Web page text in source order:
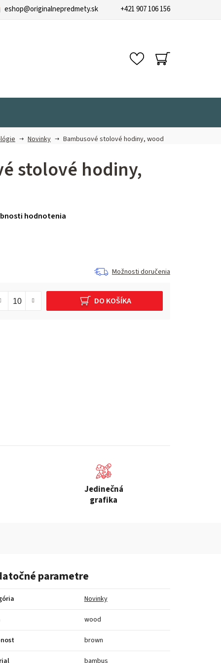
eshop@originalnepredmety.sk +421 907 106 156
NÁKUPNÝ
KOŠÍK
Novinky Bambusové stolové hodiny, wood
stolové hodiny,
hodnotenia
Možnosti doručenia
DO KOŠÍKA
Jedinečná
grafika
parametre
Novinky
wood
brown